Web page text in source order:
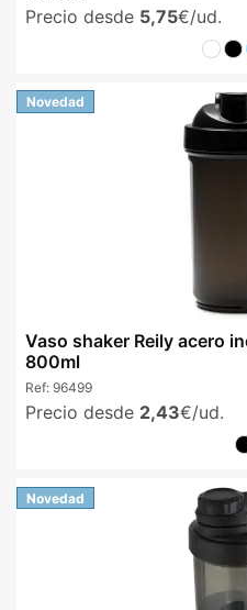
Precio desde 5,75€/ud.
Novedad
Vaso shaker Reily acero
800ml
Ref: 96499
Precio desde 2,43€/ud.
Novedad